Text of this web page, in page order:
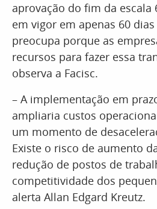
aprovação do fim da escala
em vigor em apenas 60 dias
preocupa porque as
recursos para fazer essa
observa a Facisc.
– A implementação em
ampliaria custos
um momento de
Existe o risco de aumento
redução de postos de
competitividade dos
alerta Allan Edgard Kreutz.